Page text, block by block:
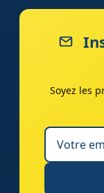
Soyez les